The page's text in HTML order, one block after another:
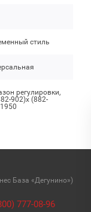
стиль
регулировки,
902)х (882-
База «Дегунино»)
777-08-96